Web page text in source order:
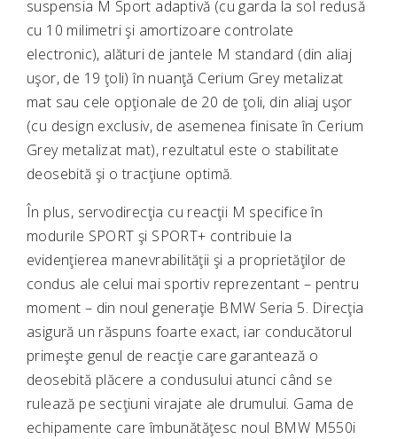
suspensia M Sport adaptivă (cu garda la sol redusă
cu 10 milimetri şi amortizoare controlate
electronic), alături de jantele M standard (din aliaj
uşor, de 19 ţoli) în nuanţă Cerium Grey metalizat
mat sau cele opţionale de 20 de ţoli, din aliaj uşor
(cu design exclusiv, de asemenea finisate în Cerium
Grey metalizat mat), rezultatul este o stabilitate
deosebită şi o tracţiune optimă.
În plus, servodirecţia cu reacţii M specifice în
modurile SPORT şi SPORT+ contribuie la
evidenţierea manevrabilităţii şi a proprietăţilor de
condus ale celui mai sportiv reprezentant – pentru
moment – din noul generaţie BMW Seria 5. Direcţia
asigură un răspuns foarte exact, iar conducătorul
primeşte genul de reacţie care garantează o
deosebită plăcere a condusului atunci când se
rulează pe secţiuni virajate ale drumului. Gama de
echipamente care îmbunătăţesc noul BMW M550i